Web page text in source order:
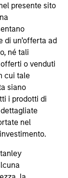
presente sito
di un’offerta ad
né tali
o venduti
cui tale
siano
i prodotti di
nel
per gli
relazioni
possono
Il
Services S.A.,
pagatore
17, quai de l’Ile,
decide
del Comparto
per la vendita,
si
base al valore
e non